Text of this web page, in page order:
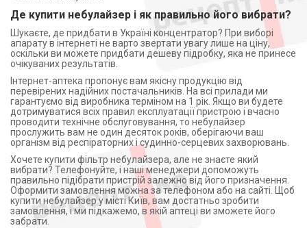
Де купити небулайзер і як правильно його вибрати?
Шукаєте, де придбати в Україні концентратор? При виборі
апарату в інтернеті не варто звертати увагу лише на ціну,
оскільки ви можете придбати дешеву підробку, яка не принесе
очікуваних результатів.
Інтернет-аптека пропонує вам якісну продукцію від
перевірених надійних постачальників. На всі прилади ми
гарантуємо від виробника терміном на 1 рік. Якщо ви будете
дотримуватися всіх правил експлуатації пристрою і вчасно
проводити технічне обслуговування, то небулайзер
прослужить вам не один десяток років, оберігаючи ваш
організм від респіраторних і судинно-серцевих захворювань.
Хочете купити фільтр небулайзера, але не знаєте який
вибрати? Телефонуйте, і наші менеджери допоможуть
правильно підібрати пристрій залежно від його призначення.
Оформити замовлення можна за телефоном або на сайті. Щоб
купити небулайзер у місті Київ, вам достатньо зробити
замовлення, і ми підкажемо, в якій аптеці ви зможете його
забрати.